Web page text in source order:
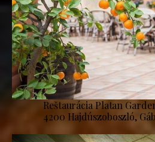
Reštaurácia Platan
4200 Hajdúszoboszló,